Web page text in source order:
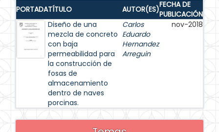
PORTADATÍTULO AUTOR(ES)FECHA DE
PUBLICACIÓN
Diseño de una
mezcla de concreto
con baja
permeabilidad para
la construcción de
fosas de
almacenamiento
dentro de naves
porcinas.
Carlos
Eduardo
Hernandez
Arreguin
nov-2018